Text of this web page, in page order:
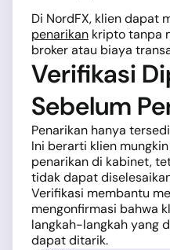
Di NordFX, klien dapat
penarikan kripto tanpa
broker atau biaya
Verifikasi
Sebelum
Penarikan hanya
Ini berarti klien
penarikan di kabinet,
tidak dapat
Verifikasi membantu
mengonfirmasi bahwa
langkah-langkah yang
dapat ditarik.